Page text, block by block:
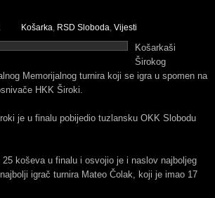
Košarka, RSD Sloboda, Vijesti
Košarkaši
Širokog
Memorijalnog turnira koji se igra u spomen na
HKK Široki.
je u finalu pobijedio tuzlansku OKK Slobodu
koševa u finalu i osvojio je i naslov najboljeg
igrač turnira Mateo Čolak, koji je imao 17